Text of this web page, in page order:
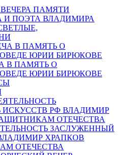
ПАМЯТИ
И ПОЭТА ВЛАДИМИРА
В ПАМЯТЬ О
ЮРИИ БИРЮКОВЕ
ЗАСЛУЖЕННЫЙ
ХРАПКОВ
ОТЕЧЕСТВА